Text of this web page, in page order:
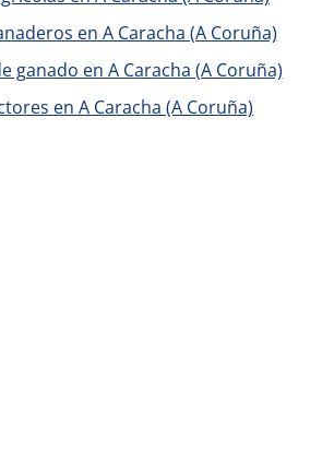
en A Caracha (A Coruña)
ganado en A Caracha (A Coruña)
en A Caracha (A Coruña)